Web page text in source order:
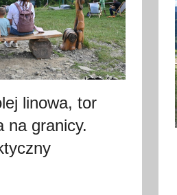
linowa, tor
na granicy.